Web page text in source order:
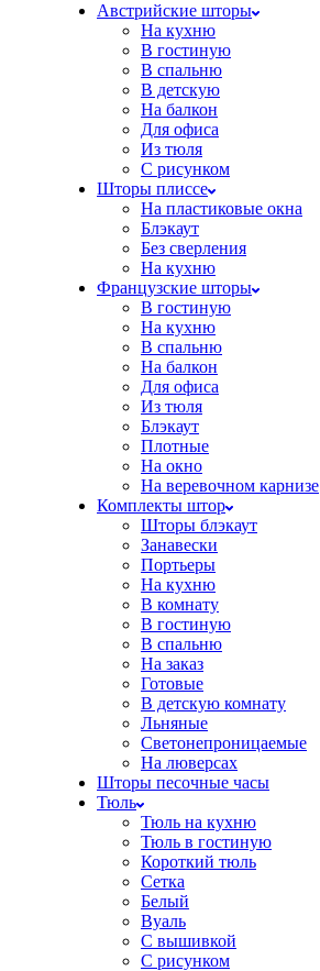
Австрийские шторы
На кухню
В гостиную
В спальню
В детскую
На балкон
Для офиса
Из тюля
С рисунком
Шторы плиссе
На пластиковые окна
Блэкаут
Без сверления
На кухню
Французские шторы
В гостиную
На кухню
В спальню
На балкон
Для офиса
Из тюля
Блэкаут
Плотные
На окно
На веревочном карнизе
Комплекты штор
Шторы блэкаут
Занавески
Портьеры
На кухню
В комнату
В гостиную
В спальню
На заказ
Готовые
В детскую комнату
Льняные
Светонепроницаемые
На люверсах
Шторы песочные часы
Тюль
Тюль на кухню
Тюль в гостиную
Короткий тюль
Сетка
Белый
Вуаль
С вышивкой
С рисунком